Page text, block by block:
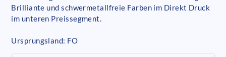
Brilliante und schwermetallfreie Farben im Direkt Druck
im unteren Preissegment.
Ursprungsland: FO